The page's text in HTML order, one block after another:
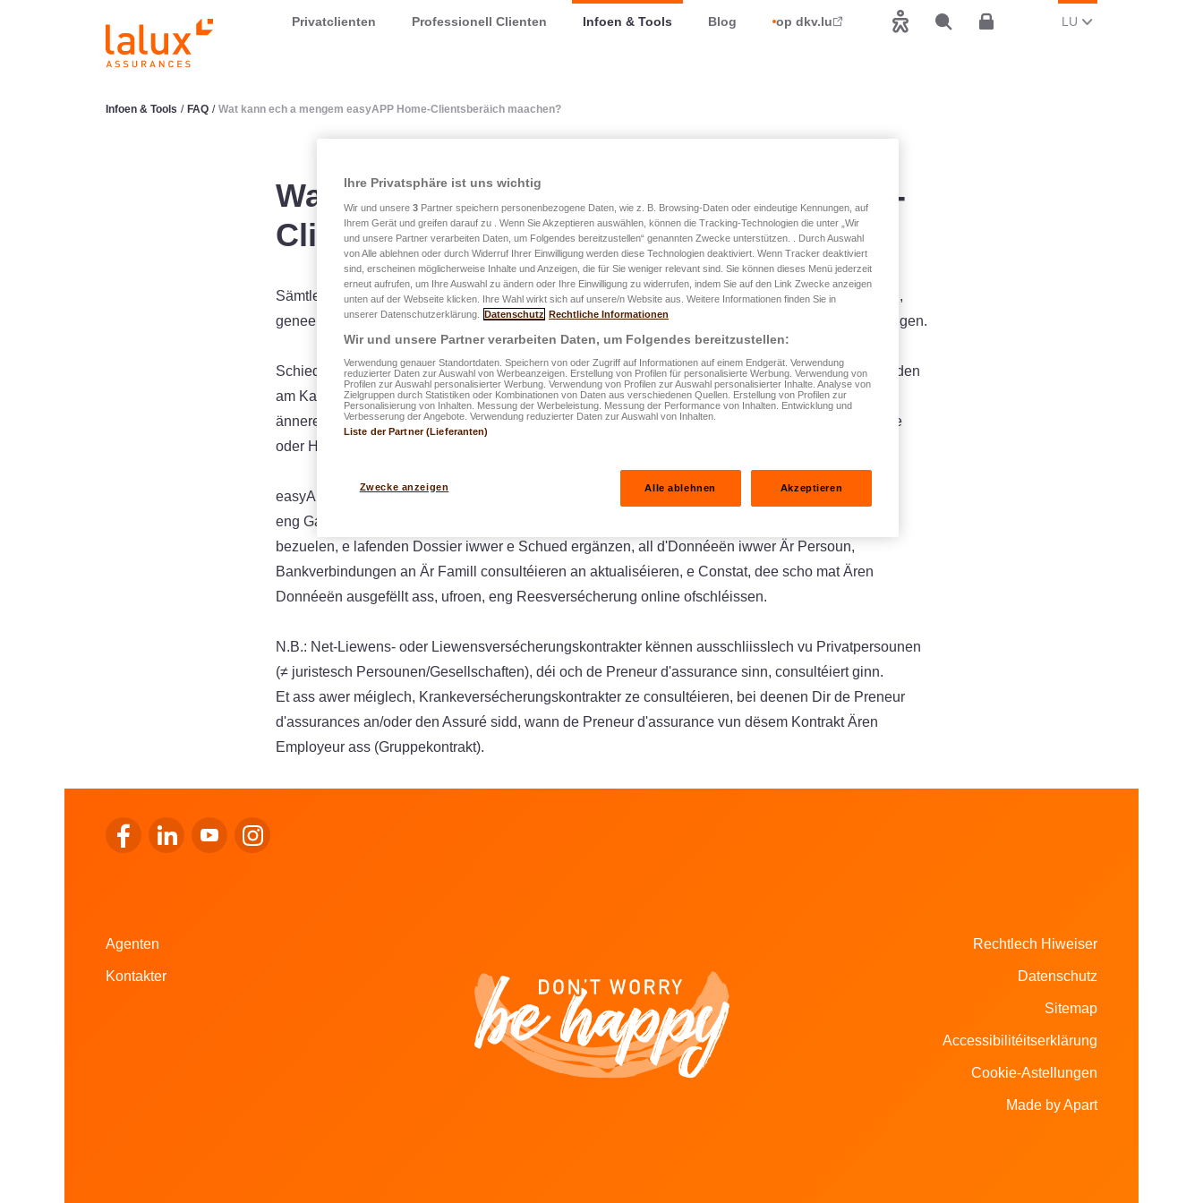
LALUX AssurancesPrivatclienten Professionell Clienten Infoen & Tools Blog op dkv.lu
Sichen
AccessibilitéitEspace client
AKTUELL SPROOCH
LU (LËTZEBUERGESCH)
Infoen & Tools / FAQ / Wat kann ech a mengem easyAPP Home-Clientsberäich maachen?
Wat kann ech a mengem easyAPP Home-
Clientsberäich maachen?
Sämtlech Assurancekontrakter beim Grupp LALUX mat den Detailer vun de Garantië consultéieren,
genee ewéi den aktuelle Bonus/Malus-Grad an déi Allgemeng a Speziell Versécherungsbedéngungen.
Schied am Zesummenhang mat engem Auto oder Ärer Wunneng mellen, Remboursementsdemanden
am Kader vu Krankeversécherungen areechen, Är perséinlech Coordonnéeë consultéieren an
änneren, Är Steiercertificaten oder aner Dokumenter, wéi Attestatioune fir d'Conduite accompagnée
oder Haftflichtcertificaten, eroflueden.
easyAPP Home bitt awer och nach eng Rei vun neie Funktiounen un:
eng Garantie bei e Kontrakt derbäisetzen, de Bezuelintervall änneren, Rechnunge consultéieren a
bezuelen, e lafenden Dossier iwwer e Schued ergänzen, all d'Donnéeën iwwer Är Persoun,
Bankverbindungen an Är Famill consultéieren an aktualiséieren, e Constat, dee scho mat Ären
Donnéeën ausgefëllt ass, ufroen, eng Reesversécherung online ofschléissen.
N.B.: Net-Liewens- oder Liewensversécherungskontrakter kënnen ausschliisslech vu Privatpersounen
(≠ juristesch Persounen/Gesellschaften), déi och de Preneur d'assurance sinn, consultéiert ginn.
Et ass awer méiglech, Krankeversécherungskontrakter ze consultéieren, bei deenen Dir de Preneur
d'assurances an/oder den Assuré sidd, wann de Preneur d'assurance vun dësem Kontrakt Ären
Employeur ass (Gruppekontrakt).
Op de Facebook vu LALUX goen
Op de LinkedIn vu LALUX goen
Op de YouTube vu LALUX goen
Op den Instagram vu LALUX goen
Agenten
Kontakter
Rechtlech Hiweiser
Datenschutz
Sitemap
Accessibilitéitserklärung
Cookie-Astellungen
Made by Apart
Ihre Privatsphäre ist uns wichtig
Wir und unsere 3 Partner speichern personenbezogene Daten, wie z. B. Browsing-Daten oder eindeutige Kennungen, auf
Ihrem Gerät und greifen darauf zu . Wenn Sie Akzeptieren auswählen, können die Tracking-Technologien die unter „Wir
und unsere Partner verarbeiten Daten, um Folgendes bereitzustellen“ genannten Zwecke unterstützen. . Durch Auswahl
von Alle ablehnen oder durch Widerruf Ihrer Einwilligung werden diese Technologien deaktiviert. Wenn Tracker deaktiviert
sind, erscheinen möglicherweise Inhalte und Anzeigen, die für Sie weniger relevant sind. Sie können dieses Menü jederzeit
erneut aufrufen, um Ihre Auswahl zu ändern oder Ihre Einwilligung zu widerrufen, indem Sie auf den Link Zwecke anzeigen
unten auf der Webseite klicken. Ihre Wahl wirkt sich auf unsere/n Website aus. Weitere Informationen finden Sie in
unserer Datenschutzerklärung.
Datenschutz Rechtliche Informationen
Wir und unsere Partner verarbeiten Daten, um Folgendes bereitzustellen:
Verwendung genauer Standortdaten. Speichern von oder Zugriff auf Informationen auf einem Endgerät. Verwendung
reduzierter Daten zur Auswahl von Werbeanzeigen. Erstellung von Profilen für personalisierte Werbung. Verwendung von
Profilen zur Auswahl personalisierter Werbung. Verwendung von Profilen zur Auswahl personalisierter Inhalte. Analyse von
Zielgruppen durch Statistiken oder Kombinationen von Daten aus verschiedenen Quellen. Erstellung von Profilen zur
Personalisierung von Inhalten. Messung der Werbeleistung. Messung der Performance von Inhalten. Entwicklung und
Verbesserung der Angebote. Verwendung reduzierter Daten zur Auswahl von Inhalten.
Liste der Partner (Lieferanten)
Zwecke anzeigen Alle ablehnen Akzeptieren